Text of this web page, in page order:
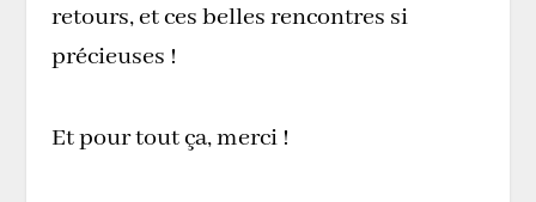
retours, et ces belles rencontres si
précieuses !
Et pour tout ça, merci !